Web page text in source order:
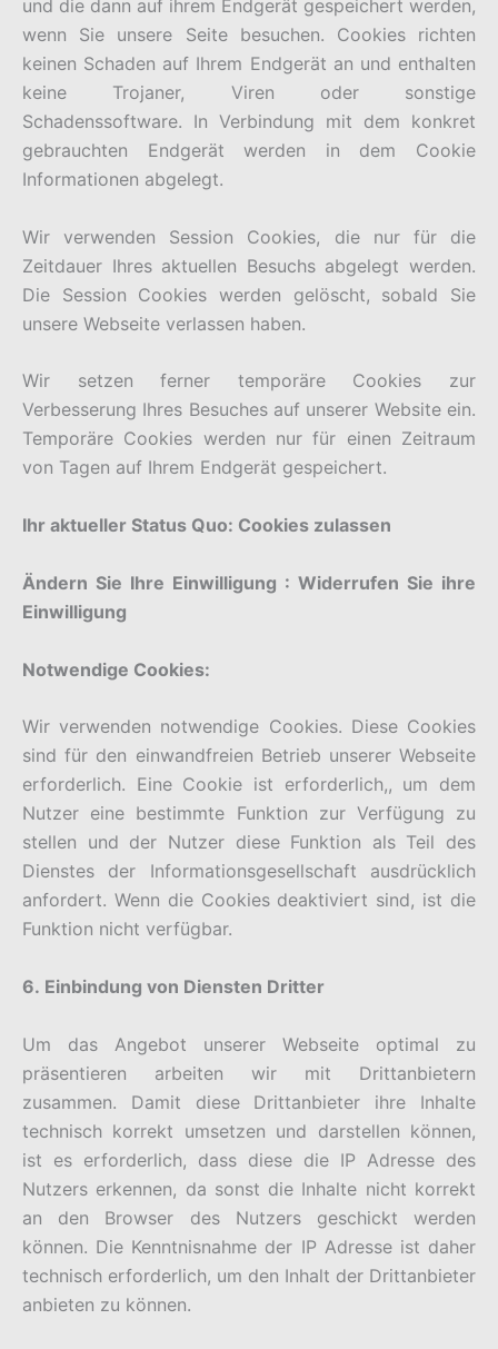
und die dann auf ihrem Endgerät gespeichert werden,
wenn Sie unsere Seite besuchen. Cookies richten
keinen Schaden auf Ihrem Endgerät an und enthalten
keine Trojaner, Viren oder sonstige
Schadenssoftware. In Verbindung mit dem konkret
gebrauchten Endgerät werden in dem Cookie
Informationen abgelegt.
Wir verwenden Session Cookies, die nur für die
Zeitdauer Ihres aktuellen Besuchs abgelegt werden.
Die Session Cookies werden gelöscht, sobald Sie
unsere Webseite verlassen haben.
Wir setzen ferner temporäre Cookies zur
Verbesserung Ihres Besuches auf unserer Website ein.
Temporäre Cookies werden nur für einen Zeitraum
von Tagen auf Ihrem Endgerät gespeichert.
Ihr aktueller Status Quo: Cookies zulassen
Ändern Sie Ihre Einwilligung : Widerrufen Sie ihre
Einwilligung
Notwendige Cookies:
Wir verwenden notwendige Cookies. Diese Cookies
sind für den einwandfreien Betrieb unserer Webseite
erforderlich. Eine Cookie ist erforderlich,, um dem
Nutzer eine bestimmte Funktion zur Verfügung zu
stellen und der Nutzer diese Funktion als Teil des
Dienstes der Informationsgesellschaft ausdrücklich
anfordert. Wenn die Cookies deaktiviert sind, ist die
Funktion nicht verfügbar.
6. Einbindung von Diensten Dritter
Um das Angebot unserer Webseite optimal zu
präsentieren arbeiten wir mit Drittanbietern
zusammen. Damit diese Drittanbieter ihre Inhalte
technisch korrekt umsetzen und darstellen können,
ist es erforderlich, dass diese die IP Adresse des
Nutzers erkennen, da sonst die Inhalte nicht korrekt
an den Browser des Nutzers geschickt werden
können. Die Kenntnisnahme der IP Adresse ist daher
technisch erforderlich, um den Inhalt der Drittanbieter
anbieten zu können.